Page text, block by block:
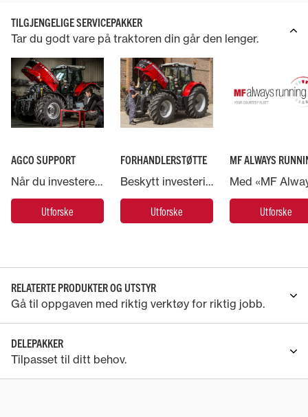
TILGJENGELIGE SERVICEPAKKER
Tar du godt vare på traktoren din går den lenger.
AGCO SUPPORT
Når du investerer i en Massey Ferguson-maskin, har du støtte fra AGCO – verdens største leverandør av landbruksmaskiner.
Utforske
FORHANDLERSTØTTE
Beskytt investeringen i Massey Ferguson-maskinen og la ekspertene ta hånd om den
Utforske
MF ALWAYS
Utforske
RELATERTE PRODUKTER OG UTSTYR
Gå til oppgaven med riktig verktøy for riktig jobb.
DELEPAKKER
Tilpasset til ditt behov.